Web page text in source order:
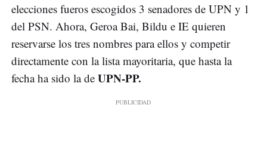
elecciones fueros escogidos 3 senadores de UPN y 1
del PSN. Ahora, Geroa Bai, Bildu e IE quieren
reservarse los tres nombres para ellos y competir
directamente con la lista mayoritaria, que hasta la
fecha ha sido la de UPN-PP.